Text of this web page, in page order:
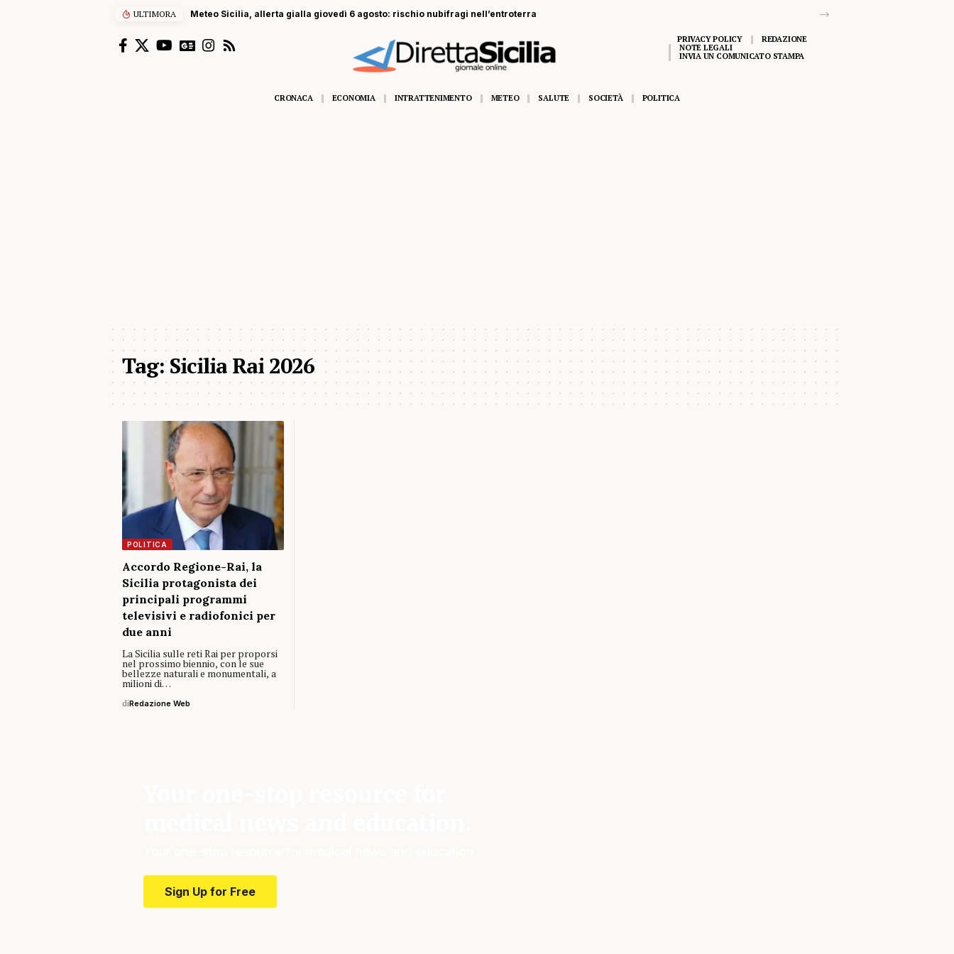
ULTIMORA Meteo Sicilia, allerta gialla giovedì 6 agosto: rischio nubifragi nell’entroterra
PRIVACY POLICY
REDAZIONE
NOTE LEGALI
INVIA UN COMUNICATO STAMPA
CRONACA ECONOMIA INTRATTENIMENTO METEO SALUTE SOCIETÀ POLITICA
Tag:Sicilia Rai 2026
POLITICA
Accordo Regione-Rai, la
Sicilia protagonista dei
principali programmi
televisivi e radiofonici per
due anni
La Sicilia sulle reti Rai per proporsi
nel prossimo biennio, con le sue
bellezze naturali e monumentali, a
milioni di…
diRedazione Web
Sign Up for Free